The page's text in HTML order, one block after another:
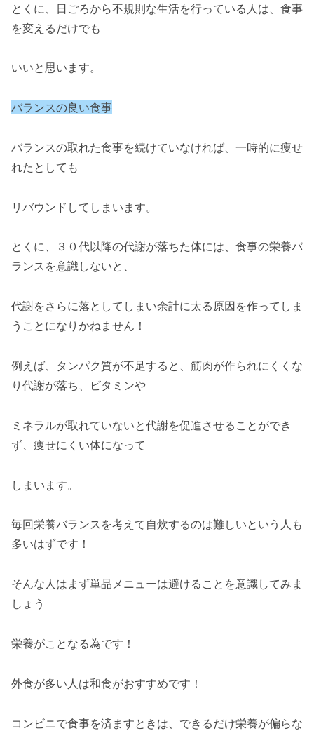
とくに、日ごろから不規則な生活を行っている人は、食事
を変えるだけでも
いいと思います。
バランスの良い食事
バランスの取れた食事を続けていなければ、一時的に痩せ
れたとしても
リバウンドしてしまいます。
とくに、３０代以降の代謝が落ちた体には、食事の栄養バ
ランスを意識しないと、
代謝をさらに落としてしまい余計に太る原因を作ってしま
うことになりかねません！
例えば、タンパク質が不足すると、筋肉が作られにくくな
り代謝が落ち、ビタミンや
ミネラルが取れていないと代謝を促進させることができ
ず、痩せにくい体になって
しまいます。
毎回栄養バランスを考えて自炊するのは難しいという人も
多いはずです！
そんな人はまず単品メニューは避けることを意識してみま
しょう
栄養がことなる為です！
外食が多い人は和食がおすすめです！
コンビニで食事を済ますときは、できるだけ栄養が偏らな